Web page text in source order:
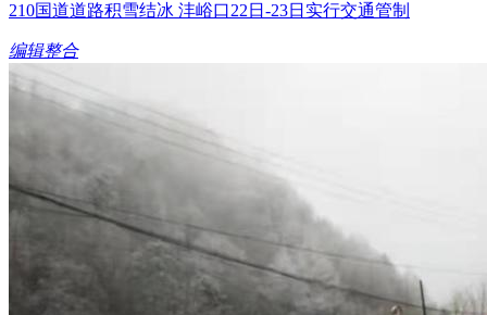
210国道道路积雪结冰 沣峪口22日-23日实行交通管制
编辑整合